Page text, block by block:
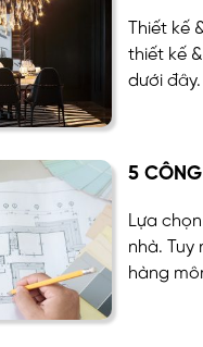
Thiết
thiết kế
dưới
5
Lựa
nhà. Tuy
hàng